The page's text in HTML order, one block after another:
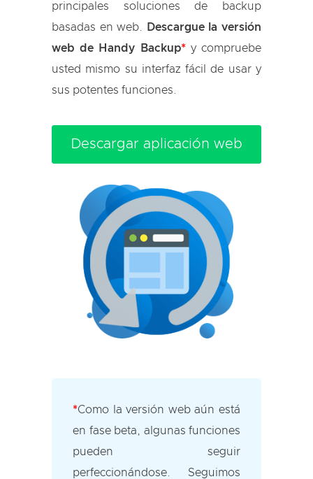
principales soluciones de backup
basadas en web.
Descargue la versión
web de Handy Backup*y compruebe
usted mismo su interfaz fácil de usar y
sus potentes funciones.
Descargar aplicación web
*Como la versión web aún está
en fase beta, algunas funciones
pueden seguir
perfeccionándose. Seguimos